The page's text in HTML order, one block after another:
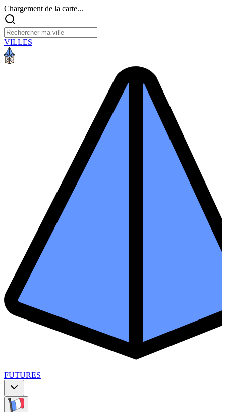
Chargement de la carte...
VILLES
FUTURES